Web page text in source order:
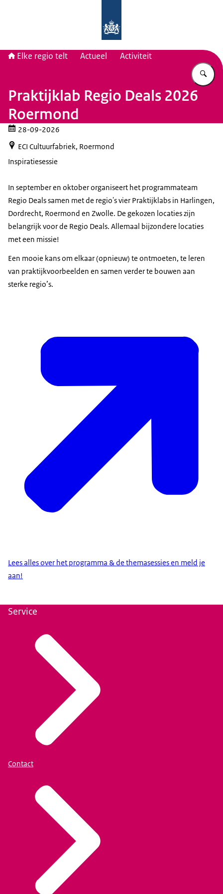
Elke regio telt Actueel Activiteit
Praktijklab Regio Deals 2026
Roermond
28-09-2026
ECI Cultuurfabriek, Roermond
Inspiratiesessie
In september en oktober organiseert het programmateam
Regio Deals samen met de regio's vier Praktijklabs in Harlingen,
Dordrecht, Roermond en Zwolle. De gekozen locaties zijn
belangrijk voor de Regio Deals. Allemaal bijzondere locaties
met een missie!
Een mooie kans om elkaar (opnieuw) te ontmoeten, te leren
van praktijkvoorbeelden en samen verder te bouwen aan
sterke regio’s.
Lees alles over het programma & de themasessies en meld je
aan!
Service
Contact